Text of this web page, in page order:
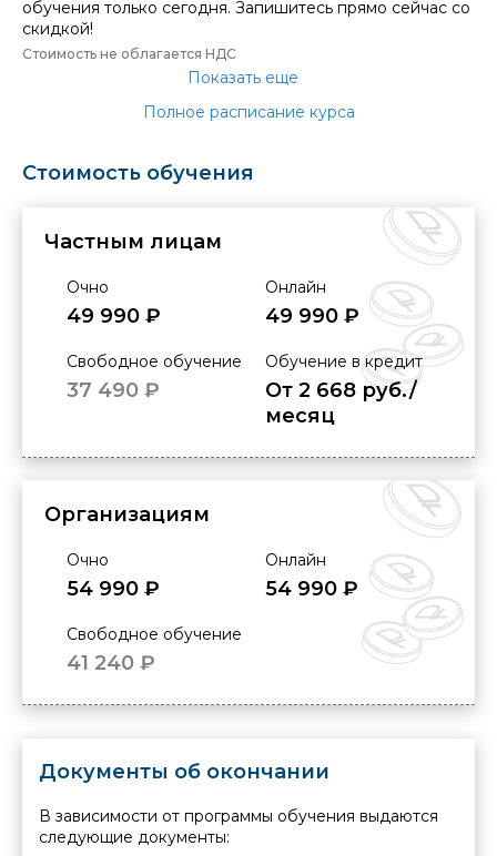
обучения только сегодня. Запишитесь прямо сейчас со
скидкой!
Стоимость не облагается НДС
Показать еще
Полное расписание курса
Стоимость обучения
Частным лицам
Очно
49 990 ₽
Онлайн
49 990 ₽
Свободное обучение
37 490 ₽
Обучение в кредит
От 2 668 руб./
месяц
Организациям
Очно
54 990 ₽
Онлайн
54 990 ₽
Свободное обучение
41 240 ₽
Документы об окончании
В зависимости от программы обучения выдаются
следующие документы: